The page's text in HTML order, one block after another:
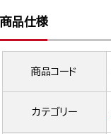
商品仕様
商品コード
カテゴリー